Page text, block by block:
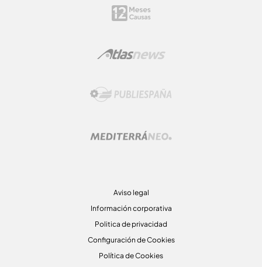
Aviso legal
Información corporativa
Politica de privacidad
Configuración de Cookies
Política de Cookies